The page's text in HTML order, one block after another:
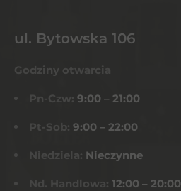
ul. Bytowska 106
Godziny otwarcia
Pn-Czw: 9:00 – 21:00
Pt-Sob: 9:00 – 22:00
Niedziela: Nieczynne
Nd. Handlowa: 12:00 – 20:00